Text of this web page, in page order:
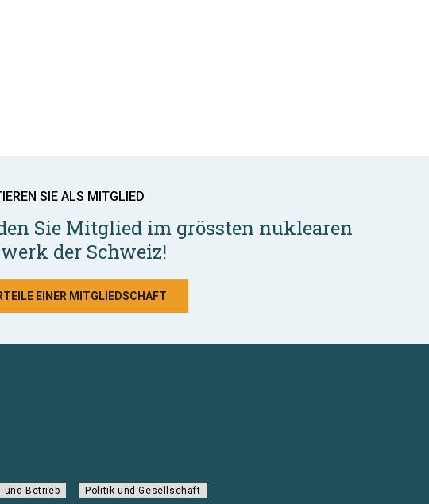
SIE ALS MITGLIED
Sie Mitglied im grössten nuklearen
der Schweiz!
EINER MITGLIEDSCHAFT
und Betrieb Politik und Gesellschaft